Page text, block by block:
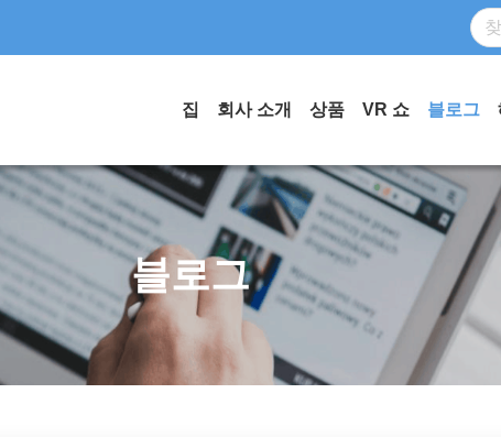
집 회사 소개 상품 VR 쇼 블로그
블로그